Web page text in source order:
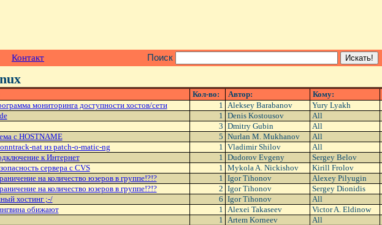
Контакт Поиск
Кол-во: Автор: Кому:
мониторинга доступности хостов/сети
1 Aleksey Barabanov Yury Lyakh
1 Denis Kostousov All
3 Dmitry Gubin All
с HOSTNAME
5 Nurlan M. Mukhanov All
nat из patch-o-matic-ng
1 Vladimir Shilov All
к Интернет
1 Dudorov Evgeny Sergey Belov
сервера с CVS
1 Mykola A. Nickishov Kirill Frolov
на количество юзеров в группе!?!?
1 Igor Tihonov Alexey Pilyugin
на количество юзеров в группе!?!?
2 Igor Tihonov Sergey Dionidis
хостинг ;-/
6 Igor Tihonov All
обижают
1 Alexei Takaseev Victor A. Eldinow
1 Artem Korneev All